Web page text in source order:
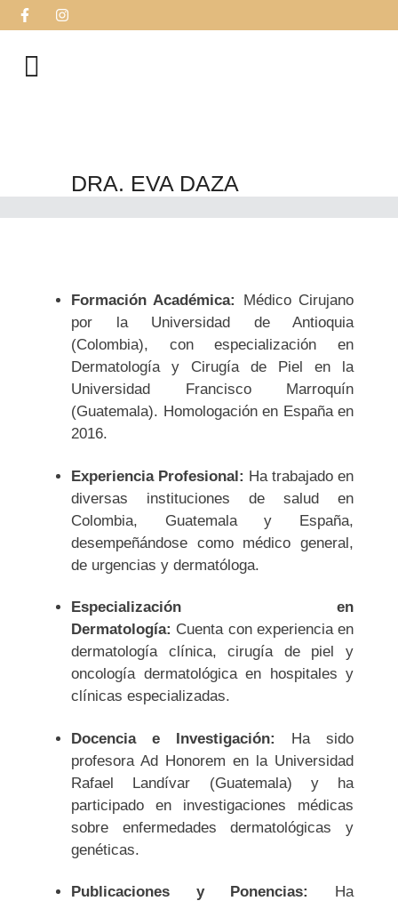
DRA. EVA DAZA
Formación Académica:
Médico Cirujano
por la Universidad de Antioquia
(Colombia), con especialización en
Dermatología y Cirugía de Piel en la
Universidad Francisco Marroquín
(Guatemala). Homologación en España en
2016.
Experiencia Profesional: Ha trabajado en
diversas instituciones de salud en
Colombia, Guatemala y España,
desempeñándose como médico general,
de urgencias y dermatóloga.
Especialización en
Dermatología: Cuenta con experiencia en
dermatología clínica, cirugía de piel y
oncología dermatológica en hospitales y
clínicas especializadas.
Docencia e Investigación:
Ha sido
profesora Ad Honorem en la Universidad
Rafael Landívar (Guatemala) y ha
participado en investigaciones médicas
sobre enfermedades dermatológicas y
genéticas.
Publicaciones y Ponencias:
Ha